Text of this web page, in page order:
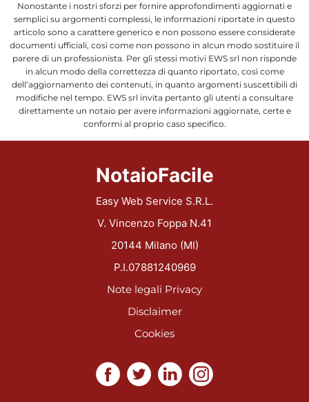
Nonostante i nostri sforzi per fornire approfondimenti aggiornati e
semplici su argomenti complessi, le informazioni riportate in questo
articolo sono a carattere generico e non possono essere considerate
documenti ufficiali, così come non possono in alcun modo sostituire il
parere di un professionista. Per gli stessi motivi EWS srl non risponde
in alcun modo della correttezza di quanto riportato, così come
dell’aggiornamento dei contenuti, in quanto argomenti suscettibili di
modifiche nel tempo. EWS srl invita pertanto gli utenti a consultare
direttamente un notaio per avere informazioni aggiornate, certe e
conformi al proprio caso specifico.
NotaioFacile
Easy Web Service S.R.L.
V. Vincenzo Foppa N.41
20144 Milano (MI)
P.I.07881240969
Note legali Privacy
Disclaimer
Cookies